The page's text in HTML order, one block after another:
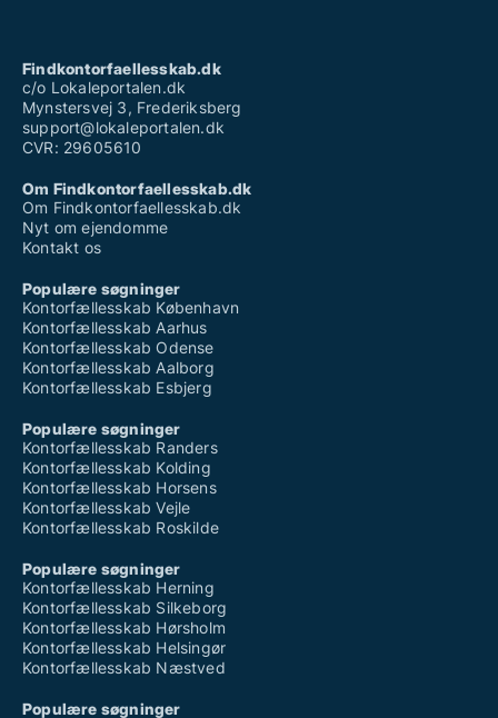
Findkontorfaellesskab.dk
c/o Lokaleportalen.dk
Mynstersvej 3, Frederiksberg
support@lokaleportalen.dk
CVR: 29605610
Om Findkontorfaellesskab.dk
Om Findkontorfaellesskab.dk
Nyt om ejendomme
Kontakt os
Populære søgninger
Kontorfællesskab København
Kontorfællesskab Aarhus
Kontorfællesskab Odense
Kontorfællesskab Aalborg
Kontorfællesskab Esbjerg
Populære søgninger
Kontorfællesskab Randers
Kontorfællesskab Kolding
Kontorfællesskab Horsens
Kontorfællesskab Vejle
Kontorfællesskab Roskilde
Populære søgninger
Kontorfællesskab Herning
Kontorfællesskab Silkeborg
Kontorfællesskab Hørsholm
Kontorfællesskab Helsingør
Kontorfællesskab Næstved
Populære søgninger